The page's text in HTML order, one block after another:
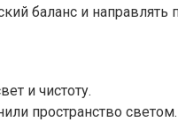
баланс и направлять
и чистоту.
пространство светом.